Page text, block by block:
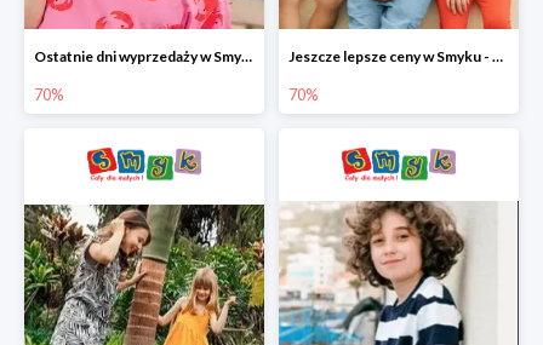
Ostatnie dni wyprzedaży w Smyku - ubrania i buty do -70%
70%
Jeszcze lepsze ceny w Smyku - ubrania i buty do -70%
70%